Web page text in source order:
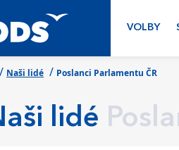
VOLBY
/ Naši lidé / Poslanci Parlamentu ČR
lidé